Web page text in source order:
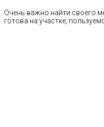
Очень важно найти своего
готова на участке,